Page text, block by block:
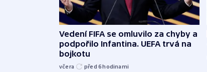
Vedení FIFA se omluvilo za chyby a
podpořilo Infantina. UEFA trvá na
bojkotu
včera před 6hodinami